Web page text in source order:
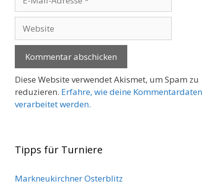
Mail-
Adresse
Diese Website verwendet Akismet, um Spam zu
reduzieren. Erfahre, wie deine Kommentardaten
verarbeitet werden.
Tipps für Turniere
Markneukirchner Osterblitz